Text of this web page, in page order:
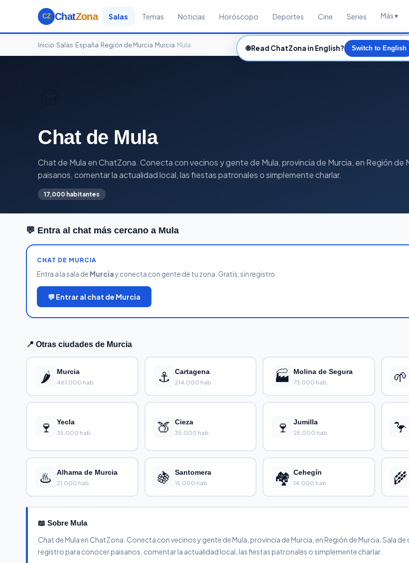
CZ ChatZona Salas Temas Noticias Horóscopo Deportes Cine Series Más ▾
Inicio Salas España Región de Murcia Murcia Mula
Chat de Mula
Chat de Mula en ChatZona. Conecta con vecinos y gente de Mula, provincia de Murcia, en Región
paisanos, comentar la actualidad local, las fiestas patronales o simplemente charlar.
17,000 habitantes
💬 Entra al chat más cercano a Mula
CHAT DE MURCIA
Entra a la sala de Murciay conecta con gente de tu zona. Gratis, sin registro.
💬 Entrar al chat de Murcia
📍 Otras ciudades de Murcia
🌶️ Murcia
461,000 hab. ⚓ Cartagena
214,000 hab. 🏭 Molina de Segura
73,000 hab. 🌱
🍷 Yecla
35,000 hab. 🍑 Cieza
35,000 hab. 🍷 Jumilla
25,000 hab. 🦩
♨️ Alhama de Murcia
21,000 hab. 🍇 Santomera
15,000 hab. 🏘️ Cehegín
14,000 hab. 🌾
📖 Sobre Mula
Chat de Mula en ChatZona. Conecta con vecinos y gente de Mula, provincia de Murcia, en Región de Murcia. Sala
registro para conocer paisanos, comentar la actualidad local, las fiestas patronales o simplemente charlar.
🌐Read ChatZona in English? Switch to English